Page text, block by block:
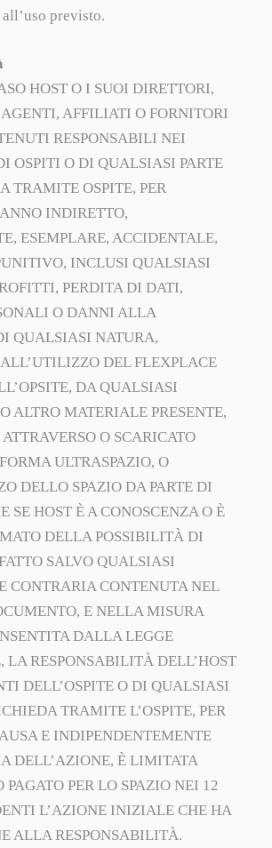
previsto.
HOST O I SUOI ​​DIRETTORI,
AFFILIATI O FORNITORI
RESPONSABILI NEI
OSPITI O DI QUALSIASI PARTE
TRAMITE OSPITE, PER
INDIRETTO,
ESEMPLARE, ACCIDENTALE,
INCLUSI QUALSIASI
PERDITA DI DATI,
O DANNI ALLA
QUALSIASI NATURA,
DEL FLEXPLACE
DA QUALSIASI
ALTRO MATERIALE PRESENTE,
O SCARICATO
ULTRASPAZIO, O
DELLO SPAZIO DA PARTE DI
SE HOST È A CONOSCENZA O È
DELLA POSSIBILITÀ DI
SALVO QUALSIASI
CONTRARIA CONTENUTA NEL
E NELLA MISURA
DALLA LEGGE
LA RESPONSABILITÀ DELL’HOST
DELL’OSPITE O DI QUALSIASI
TRAMITE L’OSPITE, PER
E INDIPENDENTEMENTE
DELL’AZIONE, È LIMITATA
PAGATO PER LO SPAZIO NEI 12
L’AZIONE INIZIALE CHE HA
ALLA RESPONSABILITÀ.